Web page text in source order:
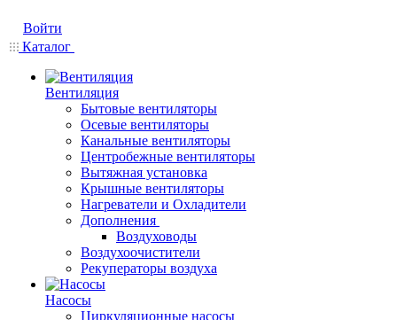
Войти
Каталог
Вентиляция
Бытовые вентиляторы
Осевые вентиляторы
Канальные вентиляторы
Центробежные вентиляторы
Вытяжная установка
Крышные вентиляторы
Нагреватели и Охладители
Дополнения
Воздуховоды
Воздухоочистители
Рекуператоры воздуха
Насосы
Циркуляционные насосы